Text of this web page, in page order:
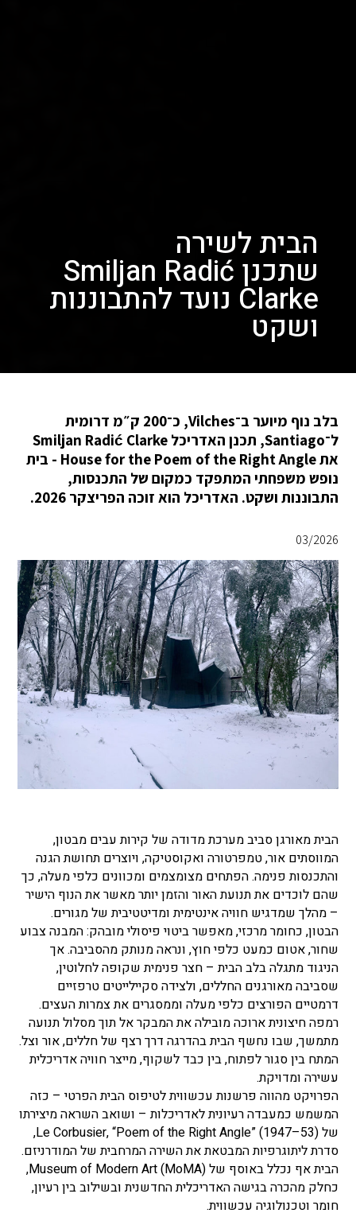
הבית לשירה
שתכנן Smiljan Radić
Clarke נועד להתבוננות
ושקט
בלב נוף מיוער ב־Vilches, כ־200 ק״מ דרומית
ל־Santiago, תכנן האדריכל Smiljan Radić Clarke
את House for the Poem of the Right Angle - בית
נופש משפחתי המתפקד כמקום של התכנסות,
התבוננות ושקט. האדריכל הוא זוכה הפריצקר 2026.
03/2026
הבית מאורגן סביב מערכת מדודה של קירות עבים מבטון,
המווסתים אור, טמפרטורה ואקוסטיקה, ויוצרים תחושת הגנה
והתכנסות פנימה. הפתחים מצומצמים ומכוונים כלפי מעלה, כך
שהם לוכדים את תנועת האור והזמן יותר מאשר את הנוף הישיר
– מהלך שמדגיש חוויה אינטימית ומדיטטיבית של מגורים.
הבטון, כחומר מרכזי, מאפשר ביטוי פיסולי מובהק: המבנה צבוע
שחור, אטום כמעט כלפי חוץ, ונראה מנותק מהסביבה. אך
הניגוד מתגלה בלב הבית – חצר פנימית שקופה לחלוטין,
שסביבה מאורגנים החללים, ולצידה סקיילייטים טרפזיים
דרמטיים הפורצים כלפי מעלה וממסגרים את צמרות העצים.
רמפה חיצונית ארוכה מובילה את המבקר אל תוך מסלול תנועה
מתמשך, שבו נחשף הבית בהדרגה דרך רצף של חללים, אור וצל.
המתח בין סגור לפתוח, בין כבד לשקוף, מייצר חוויה אדריכלית
עשירה ומדויקת.
הפרויקט מהווה פרשנות עכשווית לטיפוס הבית הפרטי – כזה
המשמש כמעבדה רעיונית לאדריכלות – ושואב השראה מיצירתו
של Le Corbusier, “Poem of the Right Angle” (1947–53),
סדרת ליתוגרפיות המבטאת את השירה המרחבית של המודרניזם.
הבית אף נכלל באוסף של Museum of Modern Art (MoMA),
כחלק מהכרה בגישה האדריכלית החדשנית ובשילוב בין רעיון,
חומר וטכנולוגיה עכשווית.